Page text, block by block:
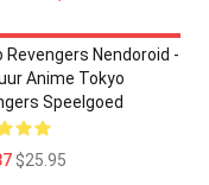
Revengers Nendoroid -
Anime Tokyo
Speelgoed
$25.95